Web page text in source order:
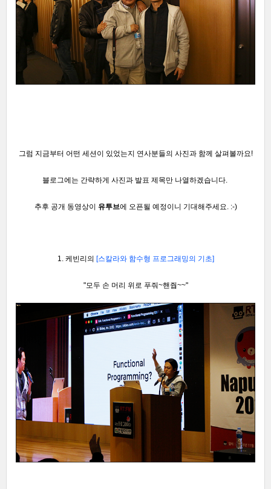
그럼 지금부터 어떤 세션이 있었는지 연사분들의 사진과 함께 살펴볼까요!
블로그에는 간략하게 사진과 발표 제목만 나열하겠습니다.
추후 공개 동영상이 유투브에 오픈될 예정이니 기대해주세요. :-)
1. 케빈리의 [스칼라와 함수형 프로그래밍의 기초]
"모두 손 머리 위로 푸줘~핸줩~~"